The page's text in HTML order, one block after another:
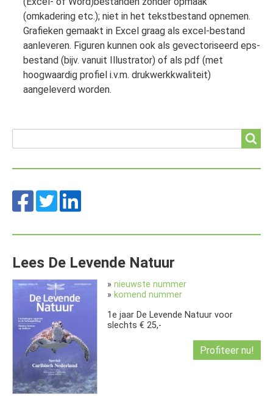
(omkadering etc.); niet in het tekstbestand opnemen.
Grafieken gemaakt in Excel graag als excel-bestand
aanleveren. Figuren kunnen ook als gevectoriseerd eps-
bestand (bijv. vanuit Illustrator) of als pdf (met
hoogwaardig profiel i.v.m. drukwerkkwaliteit)
aangeleverd worden.
Lees De Levende Natuur
» nieuwste nummer
» komend nummer
1e jaar De Levende Natuur voor
slechts € 25,-
Profiteer nu!